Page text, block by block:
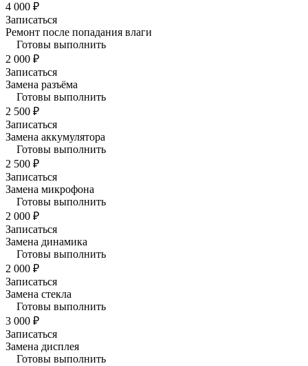
4 000 ₽
Записаться
Ремонт после попадания влаги
Готовы выполнить
2 000 ₽
Записаться
Замена разъёма
Готовы выполнить
2 500 ₽
Записаться
Замена аккумулятора
Готовы выполнить
2 500 ₽
Записаться
Замена микрофона
Готовы выполнить
2 000 ₽
Записаться
Замена динамика
Готовы выполнить
2 000 ₽
Записаться
Замена стекла
Готовы выполнить
3 000 ₽
Записаться
Замена дисплея
Готовы выполнить